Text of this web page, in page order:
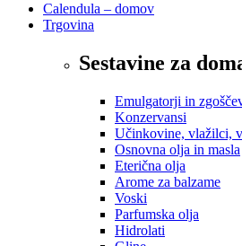
Calendula – domov
Trgovina
Sestavine za
Emulgatorji in
Konzervansi
Učinkovine, vlažilci,
Osnovna olja in masla
Eterična olja
Arome za balzame
Voski
Parfumska olja
Hidrolati